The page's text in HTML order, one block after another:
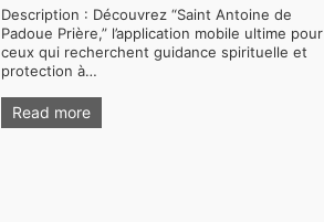
Description : Découvrez “Saint Antoine de
Padoue Prière,” l’application mobile ultime pour
ceux qui recherchent guidance spirituelle et
protection à…
Read more